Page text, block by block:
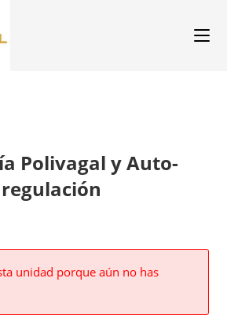
Polivagal y Auto-
regulación
unidad porque aún no has